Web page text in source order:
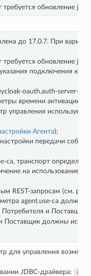
требуется обновление jdk
до 17.0.7. При
требуется обновление jdk
подключения к
oauth.auth-server-
времени активации
управления
Агента);
передачи
ca, транспорт
на использование
REST-запросам (см.
agent.use-ca должно
Потребителя и
Поставщик должны
для управления
JDBC-драйвера: